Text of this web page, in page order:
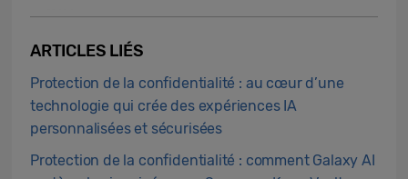
ARTICLES LIÉS
Protection de la confidentialité : au cœur d’une
technologie qui crée des expériences IA
personnalisées et sécurisées
Protection de la confidentialité : comment Galaxy AI